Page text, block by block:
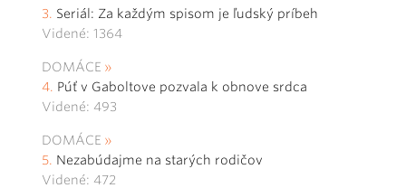
Seriál: Za každým spisom je ľudský príbeh
Videné: 1364
DOMÁCE
Púť v Gaboltove pozvala k obnove srdca
Videné: 493
DOMÁCE
Nezabúdajme na starých rodičov
Videné: 472